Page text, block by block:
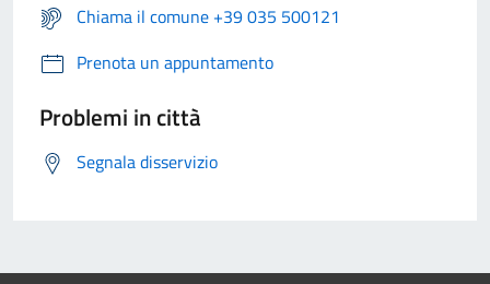
Chiama il comune +39 035 500121
Prenota un appuntamento
Problemi in città
Segnala disservizio